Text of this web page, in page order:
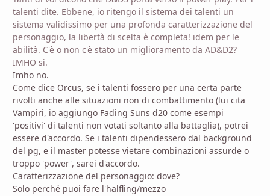
talenti dite. Ebbene, io ritengo il sistema dei talenti un
sistema validissimo per una profonda caratterizzazione del
personaggio, la libertà di scelta è completa! idem per le
abilità. C'è o non c'è stato un miglioramento da AD&D2?
IMHO si.
Imho no.
Come dice Orcus, se i talenti fossero per una certa parte
rivolti anche alle situazioni non di combattimento (lui cita
Vampiri, io aggiungo Fading Suns d20 come esempi
'positivi' di talenti non votati soltanto alla battaglia), potrei
essere d'accordo. Se i talenti dipendessero dal background
del pg, e il master potesse vietare combinazioni assurde o
troppo 'power', sarei d'accordo.
Caratterizzazione del personaggio: dove?
Solo perché puoi fare l'halfling/mezzo